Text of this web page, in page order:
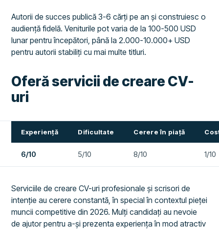
Autorii de succes publică 3-6 cărți pe an și construiesc o
audiență fidelă. Veniturile pot varia de la 100-500 USD
lunar pentru începători, până la 2.000-10.000+ USD
pentru autorii stabiliți cu mai multe titluri.
Oferă servicii de creare CV-
uri
Experiență Dificultate Cerere în piață
6/10 5/10 8/10 1/10
Serviciile de creare CV-uri profesionale și scrisori de
intenție au cerere constantă, în special în contextul pieței
muncii competitive din 2026. Mulți candidați au nevoie
de ajutor pentru a-și prezenta experiența în mod atractiv